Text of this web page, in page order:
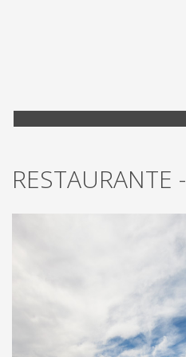
RESTAURANTE -